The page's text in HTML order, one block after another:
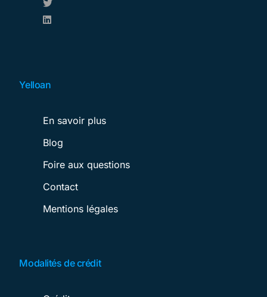
Yelloan
En savoir plus
Blog
Foire aux questions
Contact
Mentions légales
Modalités de crédit